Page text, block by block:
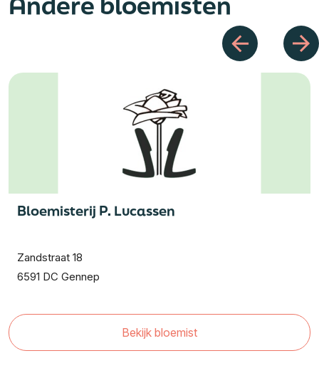
Bloemisterij P. Lucassen
Zandstraat 18
6591 DC Gennep
Bekijk bloemist